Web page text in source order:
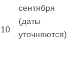
10
сентября
(даты
уточняются)